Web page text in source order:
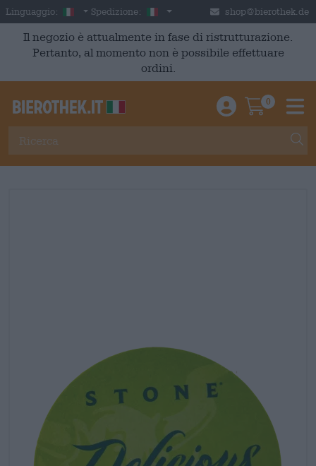
Skip to main content
Linguaggio: Italian
Spedizione: Italia shop@bierothek.de
Il negozio è attualmente in fase di ristrutturazione.
Pertanto, al momento non è possibile effettuare
ordini.
Einloggen /
0